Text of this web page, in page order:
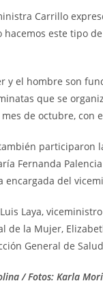
Carrillo
este tipo
y el hombre son
que se
de octubre, con
participaron
Fernanda
encargada del
Laya,
de la Mujer,
General de
/ Fotos: Karla